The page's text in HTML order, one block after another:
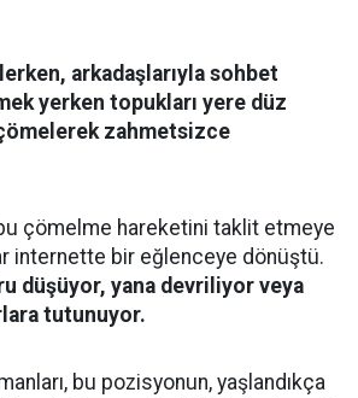
arkadaşlarıyla sohbet
yerken topukları yere düz
zahmetsizce
çömelme hareketini taklit etmeye
internette bir eğlenceye dönüştü.
düşüyor, yana devriliyor veya
tutunuyor.
bu pozisyonun, yaşlandıkça